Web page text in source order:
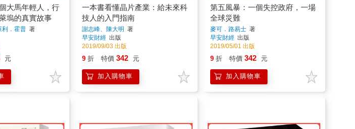
大馬年輕人，行
塢的真實故事
利．霍普著
元
一本書看懂晶片產業：給未來科
技人的入門指南
謝志峰、陳大明 著
早安財經 出版
2019/09/03 出版
9 折 特價 342 元
加入購物車
第五風暴：一個失控政府，一場
全球災難
麥可．路易士著
早安財經 出版
2019/05/01 出版
9 折 特價 342 元
加入購物車